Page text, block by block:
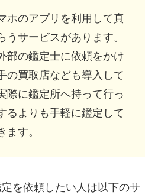
ホのアプリを利用して真
うサービスがあります。
部の鑑定士に依頼をかけ
の買取店なども導入して
際に鑑定所へ持って行っ
るよりも手軽に鑑定して
ます。
を依頼したい人は以下のサ